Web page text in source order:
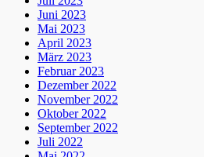
Juni 2023
Mai 2023
April 2023
März 2023
Februar 2023
Dezember 2022
November 2022
Oktober 2022
September 2022
Juli 2022